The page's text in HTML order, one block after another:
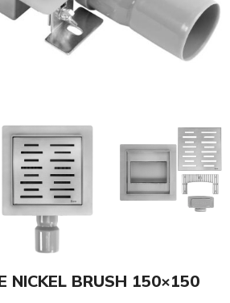
NICKEL BRUSH 150×150